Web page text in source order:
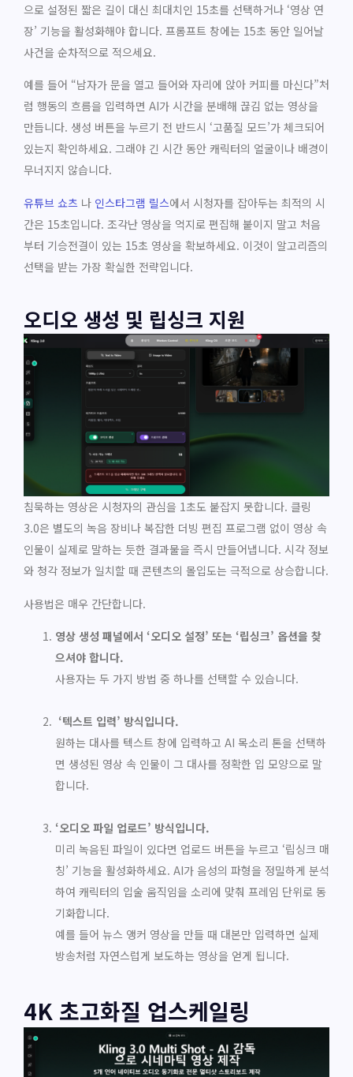
으로 설정된 짧은 길이 대신 최대치인 15초를 선택하거나 ‘영상 연
장’ 기능을 활성화해야 합니다. 프롬프트 창에는 15초 동안 일어날
사건을 순차적으로 적으세요.
예를 들어 “남자가 문을 열고 들어와 자리에 앉아 커피를 마신다”처
럼 행동의 흐름을 입력하면 AI가 시간을 분배해 끊김 없는 영상을
만듭니다. 생성 버튼을 누르기 전 반드시 ‘고품질 모드’가 체크되어
있는지 확인하세요. 그래야 긴 시간 동안 캐릭터의 얼굴이나 배경이
무너지지 않습니다.
유튜브 쇼츠 나 인스타그램 릴스에서 시청자를 잡아두는 최적의 시
간은 15초입니다. 조각난 영상을 억지로 편집해 붙이지 말고 처음
부터 기승전결이 있는 15초 영상을 확보하세요. 이것이 알고리즘의
선택을 받는 가장 확실한 전략입니다.
오디오 생성 및 립싱크 지원
침묵하는 영상은 시청자의 관심을 1초도 붙잡지 못합니다. 클링
3.0은 별도의 녹음 장비나 복잡한 더빙 편집 프로그램 없이 영상 속
인물이 실제로 말하는 듯한 결과물을 즉시 만들어냅니다. 시각 정보
와 청각 정보가 일치할 때 콘텐츠의 몰입도는 극적으로 상승합니다.
사용법은 매우 간단합니다.
영상 생성 패널에서 ‘오디오 설정’ 또는 ‘립싱크’ 옵션을 찾
으셔야 합니다.
사용자는 두 가지 방법 중 하나를 선택할 수 있습니다.
‘텍스트 입력’ 방식입니다.
원하는 대사를 텍스트 창에 입력하고 AI 목소리 톤을 선택하
면 생성된 영상 속 인물이 그 대사를 정확한 입 모양으로 말
합니다.
‘오디오 파일 업로드’ 방식입니다.
미리 녹음된 파일이 있다면 업로드 버튼을 누르고 ‘립싱크 매
칭’ 기능을 활성화하세요. AI가 음성의 파형을 정밀하게 분석
하여 캐릭터의 입술 움직임을 소리에 맞춰 프레임 단위로 동
기화합니다.
예를 들어 뉴스 앵커 영상을 만들 때 대본만 입력하면 실제
방송처럼 자연스럽게 보도하는 영상을 얻게 됩니다.
4K 초고화질 업스케일링